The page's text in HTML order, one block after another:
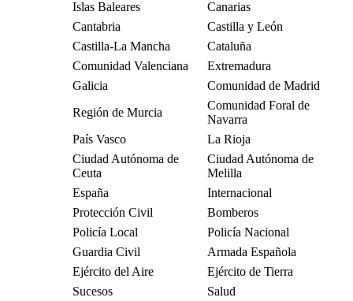
Islas Baleares
Canarias
Cantabria
Castilla y León
Castilla-La Mancha
Cataluña
Comunidad Valenciana
Extremadura
Galicia
Comunidad de Madrid
Región de Murcia
Comunidad Foral de
Navarra
País Vasco
La Rioja
Ciudad Autónoma de
Ceuta
Ciudad Autónoma de
Melilla
España
Internacional
Protección Civil
Bomberos
Policía Local
Policía Nacional
Guardia Civil
Armada Española
Ejército del Aire
Ejército de Tierra
Sucesos
Salud